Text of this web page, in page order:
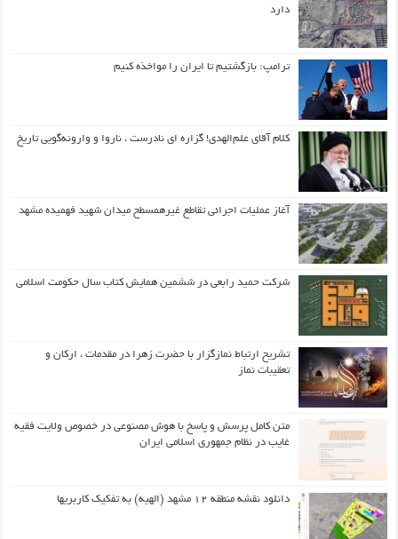
دارد
ترامپ: بازگشتیم تا ایران را مواخذه کنیم
کلام آقای علم‌الهدی! گزاره ای نادرست ، ناروا و وارونه‌گویی تاریخ
آغاز عملیات اجرائی تقاطع غیرهمسطح میدان شهید فهمیده مشهد
شرکت حمید رابعی در ششمین همایش کتاب سال حکومت اسلامی
تشریح ارتباط نمازگزار با حضرت زهرا در مقدمات ، ارکان و
تعقیبات نماز
متن کامل پرسش و پاسخ با هوش مصنوعی در خصوص ولایت فقیه
غایب در نظام جمهوری اسلامی ایران
دانلود نقشه منطقه ۱۲ مشهد (الهیه) به تفکیک کاربریها